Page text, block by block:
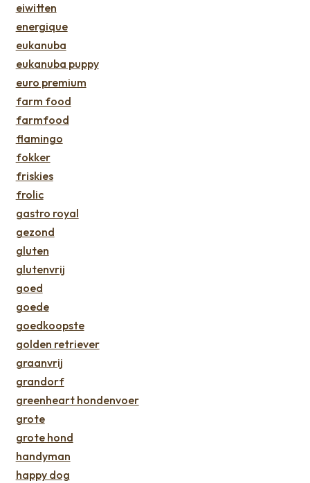
eiwitten
energique
eukanuba
eukanuba puppy
euro premium
farm food
farmfood
flamingo
fokker
friskies
frolic
gastro royal
gezond
gluten
glutenvrij
goed
goede
goedkoopste
golden retriever
graanvrij
grandorf
greenheart hondenvoer
grote
grote hond
handyman
happy dog